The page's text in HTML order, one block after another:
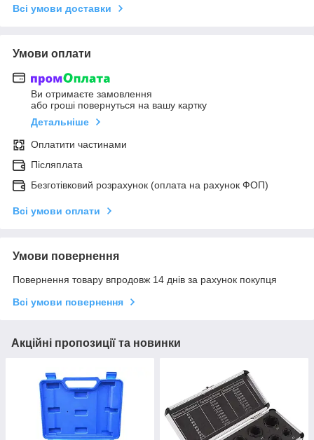
Всі умови доставки
Умови оплати
Ви отримаєте замовлення
або гроші повернуться на вашу картку
Детальніше
Оплатити частинами
Післяплата
Безготівковий розрахунок (оплата на рахунок ФОП)
Всі умови оплати
Умови повернення
Повернення товару впродовж 14 днів за рахунок покупця
Всі умови повернення
Акційні пропозиції та новинки